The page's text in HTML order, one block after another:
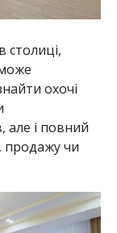
охочі
але і повний
продажу чи